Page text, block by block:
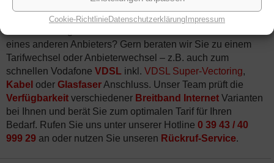
Cookie-RichtlinieDatenschutzerklärung Impressum
Sie sind unzufrieden mit der Geschwindigkeit Ihres jetzigen
eines anderen Anbieters? Gern beraten wir Sie zu einem
Tarifwechsel oder Anbieterwechsel – z.B. auch zum
schnellen Vodafone VDSL inkl. VDSL Super-Vectoring,
Kabel oder GlasfaserAnschluss. Unser Team prüft die
Verfügbarkeit verschiedener Breitband Internet Varianten
bei Ihnen und berät Sie zum optimalen Tarif für Ihren
Bedarf. Rufen Sie uns unter unserer Hotline 0 39 43 / 40
999 29 an oder nutzen Sie unseren Rückruf-Service.